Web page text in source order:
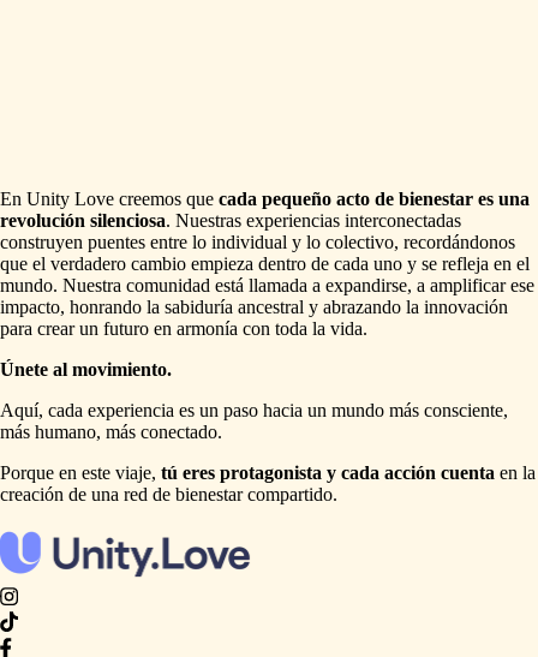
En Unity Love creemos que cada pequeño acto de bienestar es una
revolución silenciosa. Nuestras experiencias interconectadas
construyen puentes entre lo individual y lo colectivo, recordándonos
que el verdadero cambio empieza dentro de cada uno y se refleja en el
mundo. Nuestra comunidad está llamada a expandirse, a amplificar ese
impacto, honrando la sabiduría ancestral y abrazando la innovación
para crear un futuro en armonía con toda la vida.
Únete al movimiento.
Aquí, cada experiencia es un paso hacia un mundo más consciente,
más humano, más conectado.
Porque en este viaje, tú eres protagonista y cada acción cuenta en la
creación de una red de bienestar compartido.